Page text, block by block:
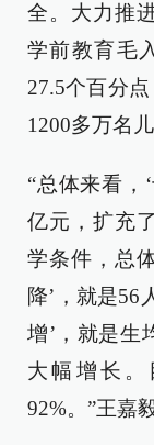
全。大力推
学前教育毛
27.5个百分
1200多万名儿
“总体来看，
亿元，扩充
学条件，总
降’，就是56
增’，就是生
大幅增长
92%。”王嘉